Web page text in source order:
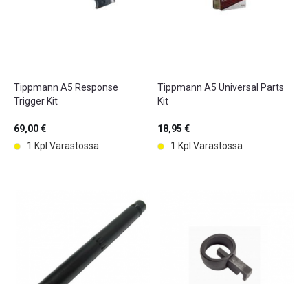
Tippmann A5 Response
Trigger Kit
69,00 €
1 Kpl Varastossa
Tippmann A5 Universal Parts
Kit
18,95 €
1 Kpl Varastossa